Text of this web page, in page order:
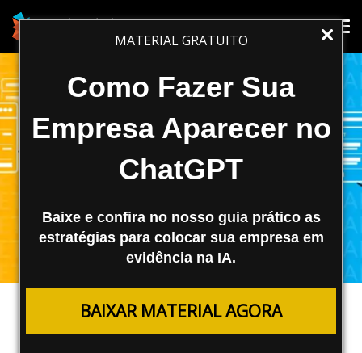
MATERIAL GRATUITO
Como Fazer Sua
Empresa Aparecer no
ChatGPT
Baixe e confira no nosso guia prático as
estratégias para colocar sua empresa em
evidência na IA.
BAIXAR MATERIAL AGORA
Remarketing e Retargeting: O Que